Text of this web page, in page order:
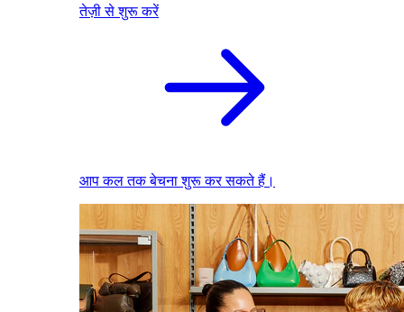
तेज़ी से शुरू करें
आप कल तक बेचना शुरू कर सकते हैं।